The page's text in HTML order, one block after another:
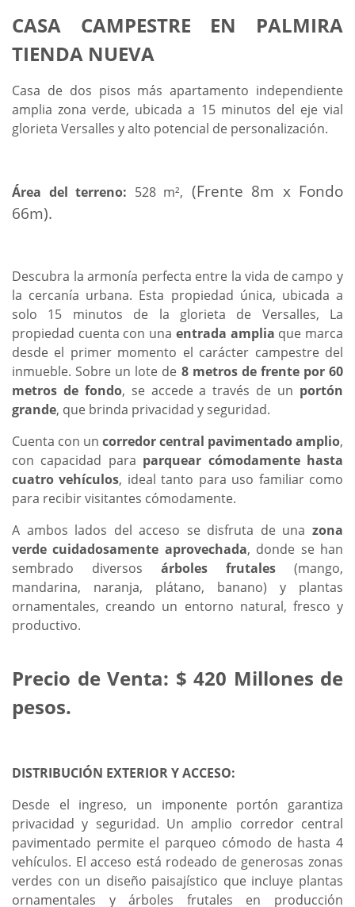
CASA CAMPESTRE EN PALMIRA
TIENDA NUEVA
Casa de dos pisos más apartamento independiente
amplia zona verde, ubicada a 15 minutos del eje vial
glorieta Versalles y alto potencial de personalización.
Área del terreno: 528 m², (Frente 8m x Fondo
66m).
Descubra la armonía perfecta entre la vida de campo y
la cercanía urbana. Esta propiedad única, ubicada a
solo 15 minutos de la glorieta de Versalles, La
propiedad cuenta con una entrada amplia que marca
desde el primer momento el carácter campestre del
inmueble. Sobre un lote de 8 metros de frente por 60
metros de fondo, se accede a través de un portón
grande, que brinda privacidad y seguridad.
Cuenta con un corredor central pavimentado amplio,
con capacidad para parquear cómodamente hasta
cuatro vehículos, ideal tanto para uso familiar como
para recibir visitantes cómodamente.
A ambos lados del acceso se disfruta de una zona
verde cuidadosamente aprovechada, donde se han
sembrado diversos árboles frutales (mango,
mandarina, naranja, plátano, banano) y plantas
ornamentales, creando un entorno natural, fresco y
productivo.
Precio de Venta: $ 420 Millones de
pesos.
DISTRIBUCIÓN EXTERIOR Y ACCESO:
Desde el ingreso, un imponente portón garantiza
privacidad y seguridad. Un amplio corredor central
pavimentado permite el parqueo cómodo de hasta 4
vehículos. El acceso está rodeado de generosas zonas
verdes con un diseño paisajístico que incluye plantas
ornamentales y árboles frutales en producción